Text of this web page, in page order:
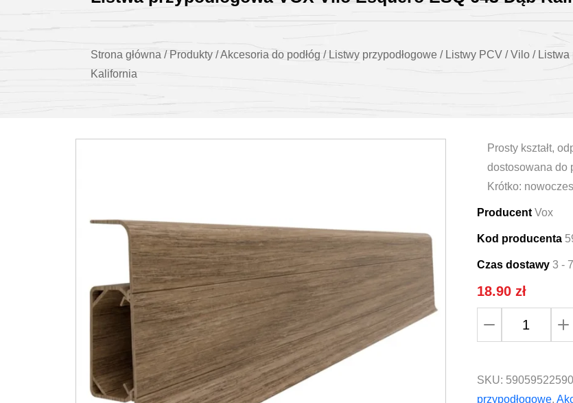
Strona główna / Produkty /Akcesoria do podłóg / Listwy przypodłogowe / Listwy PCV /Vilo /
Kalifornia
Prosty kształt,
dostosowana do
Krótko:
Producent Vox
Kod producenta
Czas dostawy 3 -
18.90 zł
VOX
SKU:
przypodłogowe,